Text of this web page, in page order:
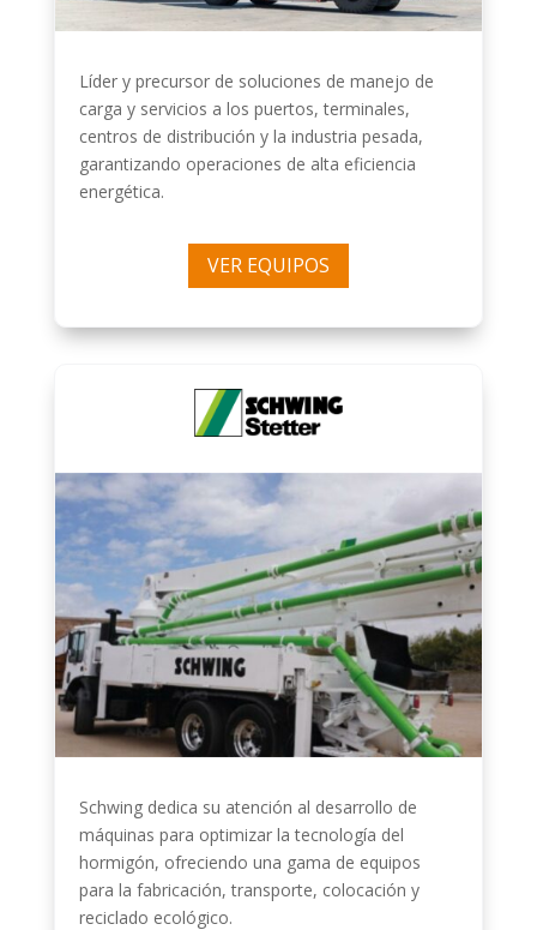
Líder y precursor de soluciones de manejo de
carga y servicios a los puertos, terminales,
centros de distribución y la industria pesada,
garantizando operaciones de alta eficiencia
energética.
VER EQUIPOS
Schwing dedica su atención al desarrollo de
máquinas para optimizar la tecnología del
hormigón, ofreciendo una gama de equipos
para la fabricación, transporte, colocación y
reciclado ecológico.